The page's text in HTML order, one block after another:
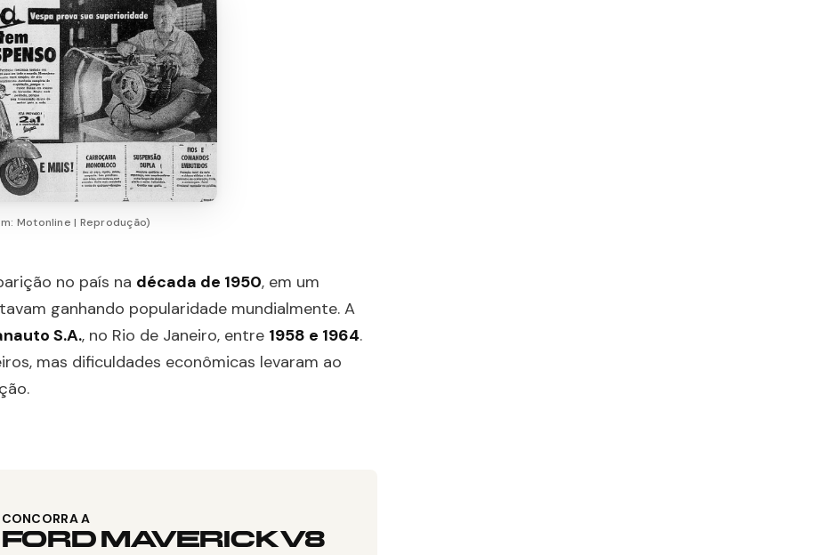
Motonline | Reprodução)
no país na década de 1950, em um
ganhando popularidade mundialmente. A
S.A., no Rio de Janeiro, entre 1958 e 1964.
mas dificuldades econômicas levaram ao
CONCORRA A
FORD MAVERICK V8